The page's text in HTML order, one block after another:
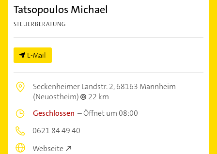
Tatsopoulos Michael
STEUERBERATUNG
E-Mail
Seckenheimer Landstr. 2,68163 Mannheim
(Neuostheim)
22 km
Geschlossen –Öffnet um 08:00
0621 84 49 40
Webseite